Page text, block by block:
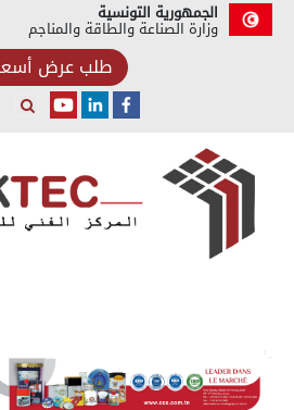
الجمهورية التونسية
وزارة الصناعة والطاقة والمناجم
طلب عرض أسعار